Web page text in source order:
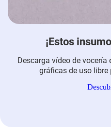
¡Estos
Descarga vídeo de
gráficas de uso libre